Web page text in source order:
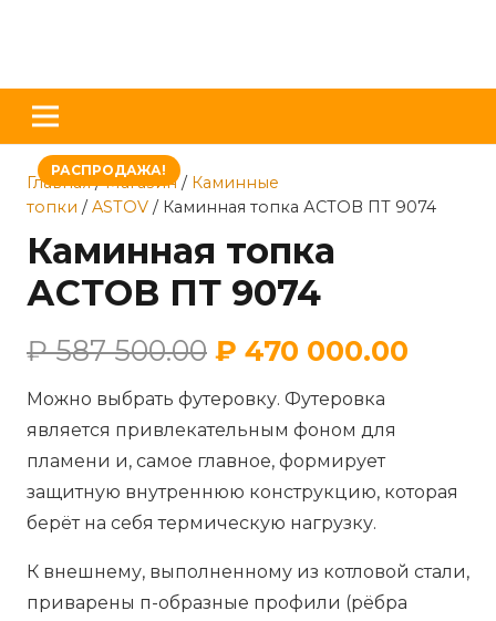
РАСПРОДАЖА!
Главная/Магазин/ Каминные
топки /ASTOV / Каминная топка АСТОВ ПТ 9074
Каминная топка
АСТОВ ПТ 9074
₽587 500.00 ₽ 470 000.00
Можно выбрать футеровку. Футеровка
является привлекательным фоном для
пламени и, самое главное, формирует
защитную внутреннюю конструкцию, которая
берёт на себя термическую нагрузку.
К внешнему, выполненному из котловой стали,
приварены п-образные профили (рёбра